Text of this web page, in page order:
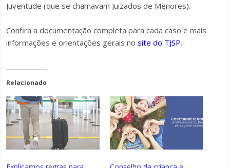
Juventude (que se chamavam Juizados de Menores).
Confira a documentação completa para cada caso e mais
informações e orientações gerais no site do TJSP.
Relacionado